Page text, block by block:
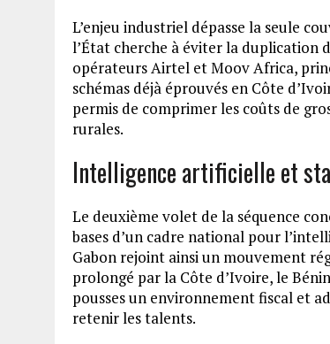
L’enjeu industriel dépasse la seule
l’État cherche à éviter la duplication
opérateurs Airtel et Moov Africa,
schémas déjà éprouvés en Côte
permis de comprimer les coûts de
rurales.
Intelligence artificielle et
Le deuxième volet de la séquence
bases d’un cadre national pour
Gabon rejoint ainsi un mouvement
prolongé par la Côte d’Ivoire, le
pousses un environnement fiscal et
retenir les talents.